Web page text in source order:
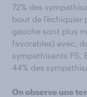
72% des
bout de
gauche sont plus
favorables) avec,
sympathisants PS,
44% des
On observe une